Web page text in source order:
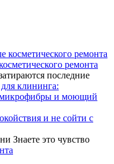
ремонта
последние
и не сойти с
Знаете это чувство